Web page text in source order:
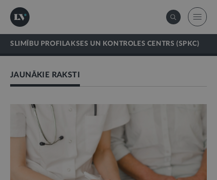
SLIMĪBU PROFILAKSES UN KONTROLES CENTRS (SPKC)
JAUNĀKIE RAKSTI